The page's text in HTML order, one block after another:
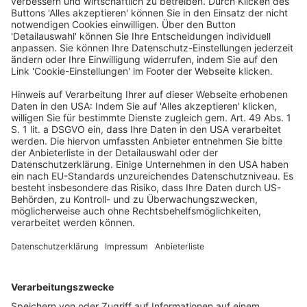
strafrechtlichen Vermögensabschöpfung vom 13.4.2017
mit dem Grundgesetz vereinbar ist, auch soweit er die
Neuregelungen in Fällen für anwendbar erklärt, in
denen bereits vor dem Inkrafttreten des
Reformgesetzes Verfolgungsverjährung eingetreten
ausgeführt, dass Art. 316h S. 1 EGStGB bei derartigen
Sachverhalten zwar eine Rückbewirkung von
Rechtsfolgen („echte“ Rückwirkung) darstellt, diese aber
ausnahmsweise wegen überragender Belange des
Gemeinwohls zulässig und mit dem Grundgesetz
vereinbar ist.
(PM BVerfG Nr. 20/2021 vom 5.3.2021)
Wirtschaftsrecht